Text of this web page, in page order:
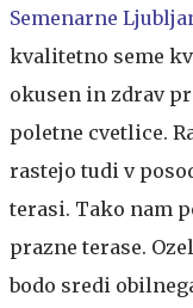
Semenarne
kvalitetno seme
okusen in zdrav
poletne cvetlice.
rastejo tudi v
terasi. Tako nam
prazne terase.
bodo sredi